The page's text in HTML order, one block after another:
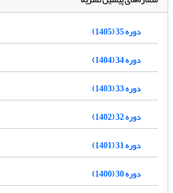
دوره 35 (1405)
دوره 34 (1404)
دوره 33 (1403)
دوره 32 (1402)
دوره 31 (1401)
دوره 30 (1400)